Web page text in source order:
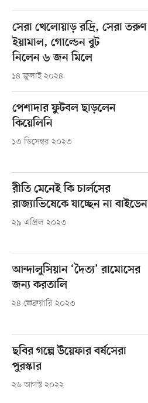
সেরা খেলোয়াড় রদ্রি, সেরা তরুণ
ইয়ামাল, গোল্ডেন বুট
নিলেন ৬ জন মিলে
১৪ জুলাই ২০২৪
পেশাদার ফুটবল ছাড়লেন
কিয়েলিনি
১৩ ডিসেম্বর ২০২৩
রীতি মেনেই কি চার্লসের
রাজ্যাভিষেকে যাচ্ছেন না বাইডেন
২৯ এপ্রিল ২০২৩
আন্দালুসিয়ান ‘দৈত্য’ রামোসের
জন্য করতালি
২৪ ফেব্রুয়ারি ২০২৩
ছবির গল্পে উয়েফার বর্ষসেরা
পুরস্কার
২৬ আগস্ট ২০২২